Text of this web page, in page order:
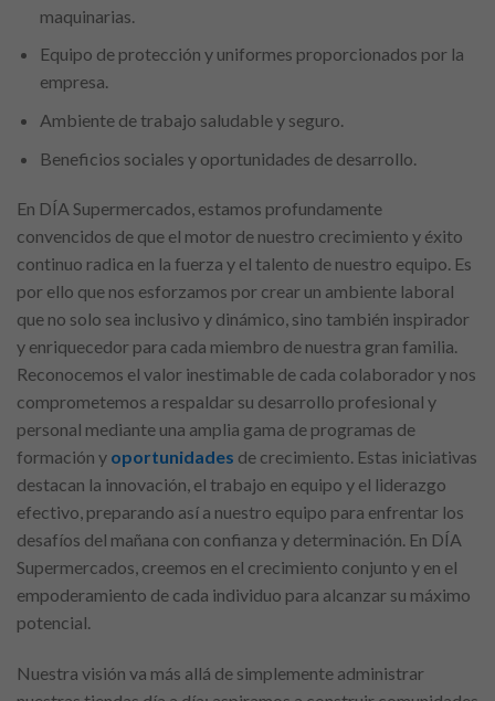
maquinarias.
Equipo de protección y uniformes proporcionados por la
empresa.
Ambiente de trabajo saludable y seguro.
Beneficios sociales y oportunidades de desarrollo.
En DÍA Supermercados, estamos profundamente
convencidos de que el motor de nuestro crecimiento y éxito
continuo radica en la fuerza y el talento de nuestro equipo. Es
por ello que nos esforzamos por crear un ambiente laboral
que no solo sea inclusivo y dinámico, sino también inspirador
y enriquecedor para cada miembro de nuestra gran familia.
Reconocemos el valor inestimable de cada colaborador y nos
comprometemos a respaldar su desarrollo profesional y
personal mediante una amplia gama de programas de
formación y oportunidades de crecimiento. Estas iniciativas
destacan la innovación, el trabajo en equipo y el liderazgo
efectivo, preparando así a nuestro equipo para enfrentar los
desafíos del mañana con confianza y determinación. En DÍA
Supermercados, creemos en el crecimiento conjunto y en el
empoderamiento de cada individuo para alcanzar su máximo
potencial.
Nuestra visión va más allá de simplemente administrar